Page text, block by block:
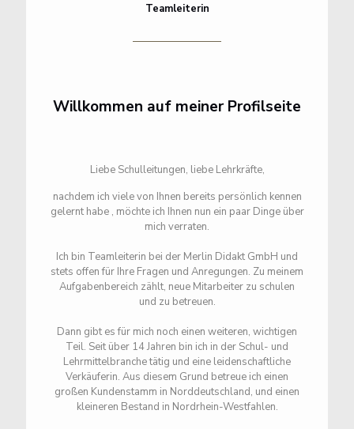
Teamleiterin
Willkommen auf meiner Profilseite
Liebe Schulleitungen, liebe Lehrkräfte,
nachdem ich viele von Ihnen bereits persönlich kennen
gelernt habe , möchte ich Ihnen nun ein paar Dinge über
mich verraten.
Ich bin Teamleiterin bei der Merlin Didakt GmbH und
stets offen für Ihre Fragen und Anregungen. Zu meinem
Aufgabenbereich zählt, neue Mitarbeiter zu schulen
und zu betreuen.
Dann gibt es für mich noch einen weiteren, wichtigen
Teil. Seit über 14 Jahren bin ich in der Schul- und
Lehrmittelbranche tätig und eine leidenschaftliche
Verkäuferin. Aus diesem Grund betreue ich einen
großen Kundenstamm in Norddeutschland, und einen
kleineren Bestand in Nordrhein-Westfahlen.